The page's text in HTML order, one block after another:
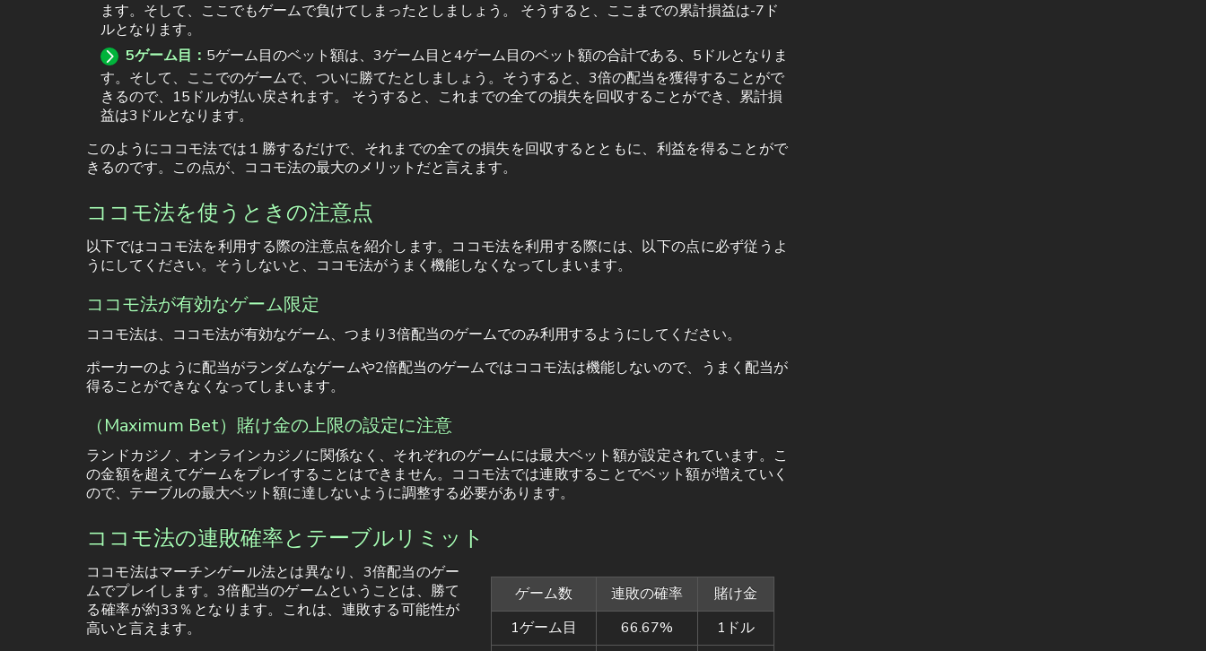
ます。そして、ここでもゲームで負けてしまったとしましょう。 そうすると、ここまでの累計損益は-7ド
ルとなります。
5ゲーム目： 5ゲーム目のベット額は、3ゲーム目と4ゲーム目のベット額の合計である、5ドルとなりま
す。そして、ここでのゲームで、ついに勝てたとしましょう。そうすると、3倍の配当を獲得することがで
きるので、15ドルが払い戻されます。 そうすると、これまでの全ての損失を回収することができ、累計損
益は3ドルとなります。
このようにココモ法では１勝するだけで、それまでの全ての損失を回収するとともに、利益を得ることがで
きるのです。この点が、ココモ法の最大のメリットだと言えます。
ココモ法を使うときの注意点
以下ではココモ法を利用する際の注意点を紹介します。ココモ法を利用する際には、以下の点に必ず従うよ
うにしてください。そうしないと、ココモ法がうまく機能しなくなってしまいます。
ココモ法が有効なゲーム限定
ココモ法は、ココモ法が有効なゲーム、つまり3倍配当のゲームでのみ利用するようにしてください。
ポーカーのように配当がランダムなゲームや2倍配当のゲームではココモ法は機能しないので、うまく配当が
得ることができなくなってしまいます。
（Maximum Bet）賭け金の上限の設定に注意
ランドカジノ、オンラインカジノに関係なく、それぞれのゲームには最大ベット額が設定されています。こ
の金額を超えてゲームをプレイすることはできません。ココモ法では連敗することでベット額が増えていく
ので、テーブルの最大ベット額に達しないように調整する必要があります。
ココモ法の連敗確率とテーブルリミット
ゲーム数 連敗の確率
賭け金
1ゲーム目
66.67%
1ドル
ココモ法はマーチンゲール法とは異なり、3倍配当のゲー
ムでプレイします。3倍配当のゲームということは、勝て
る確率が約33％となります。これは、連敗する可能性が
高いと言えます。